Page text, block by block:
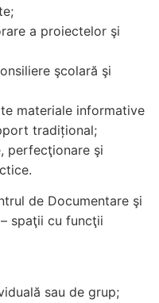
a proiectelor şi
şcolară şi
materiale informative
tradițional;
perfecţionare şi
de Documentare şi
spaţii cu funcţii
sau de grup;